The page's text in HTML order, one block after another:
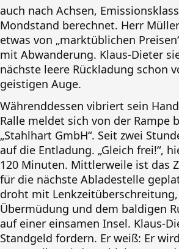
auch nach Achsen,
Mondstand berechnet. Herr
etwas von „marktüblichen
mit Abwanderung. Klaus-Dieter
nächste leere Rückladung schon
geistigen Auge.
Währenddessen vibriert sein
Ralle meldet sich von der Rampe
„Stahlhart GmbH“. Seit zwei
auf die Entladung. „Gleich frei!“,
120 Minuten. Mittlerweile ist das
für die nächste Abladestelle
droht mit Lenkzeitüberschreitung,
Übermüdung und dem baldigen
auf einer einsamen Insel. Klaus-
Standgeld fordern. Er weiß: Er